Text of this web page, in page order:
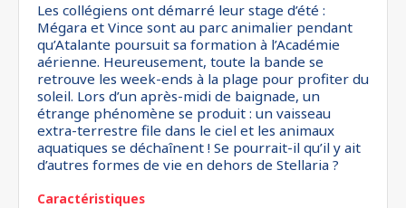
Les collégiens ont démarré leur stage d’été :
Mégara et Vince sont au parc animalier pendant
qu’Atalante poursuit sa formation à l’Académie
aérienne. Heureusement, toute la bande se
retrouve les week-ends à la plage pour profiter du
soleil. Lors d’un après-midi de baignade, un
étrange phénomène se produit : un vaisseau
extra-terrestre file dans le ciel et les animaux
aquatiques se déchaînent ! Se pourrait-il qu’il y ait
d’autres formes de vie en dehors de Stellaria ?
Caractéristiques